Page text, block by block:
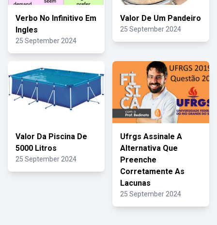
Verbo No Infinitivo Em
Ingles
25 September 2024
Valor De Um Pandeiro
25 September 2024
Valor Da Piscina De
5000 Litros
25 September 2024
Ufrgs Assinale A
Alternativa Que
Preenche
Corretamente As
Lacunas
25 September 2024